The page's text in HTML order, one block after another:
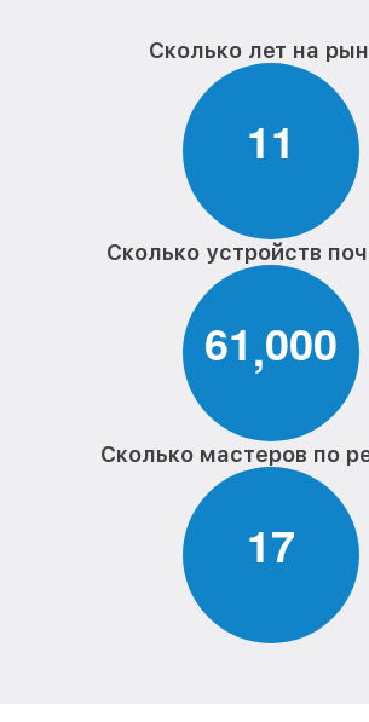
Сколько лет на
11
Сколько устройств
61,000
Сколько мастеров по
17